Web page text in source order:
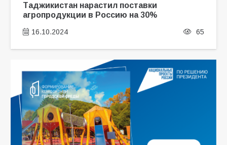
Таджикистан нарастил поставки
агропродукции в Россию на 30%
16.10.2024 65